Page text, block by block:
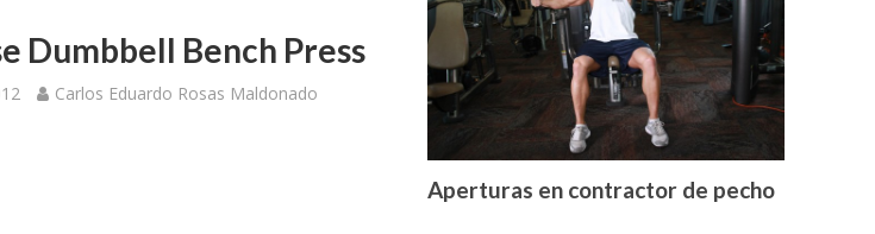
Dumbbell Bench Press
Carlos Eduardo Rosas Maldonado
Aperturas en contractor de pecho